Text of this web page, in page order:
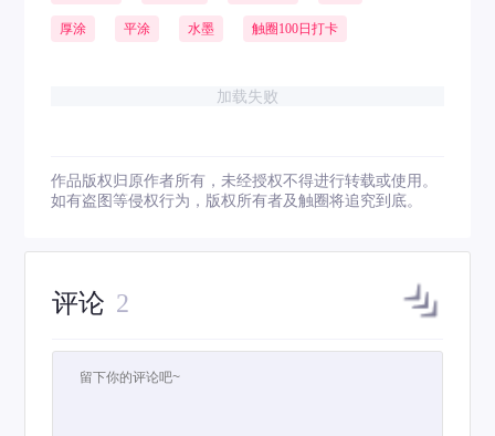
厚涂 平涂 水墨 触圈100日打卡
加载失败
作品版权归原作者所有，未经授权不得进行转载或使用。
如有盗图等侵权行为，版权所有者及触圈将追究到底。
评论 2